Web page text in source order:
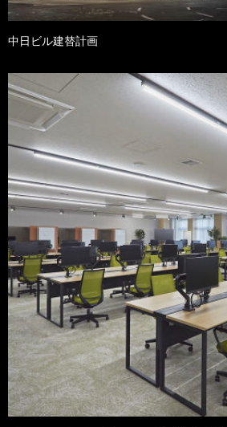
中日ビル建替計画